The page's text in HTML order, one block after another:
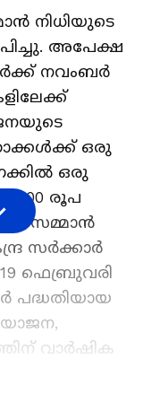
നിധിയുടെ
അപേക്ഷ
നവംബർ
ഒരു
ഒരു
രൂപ
സമ്മാൻ
സർക്കാർ
ഫെബ്രുവരി
പദ്ധതിയായ
വാർഷിക